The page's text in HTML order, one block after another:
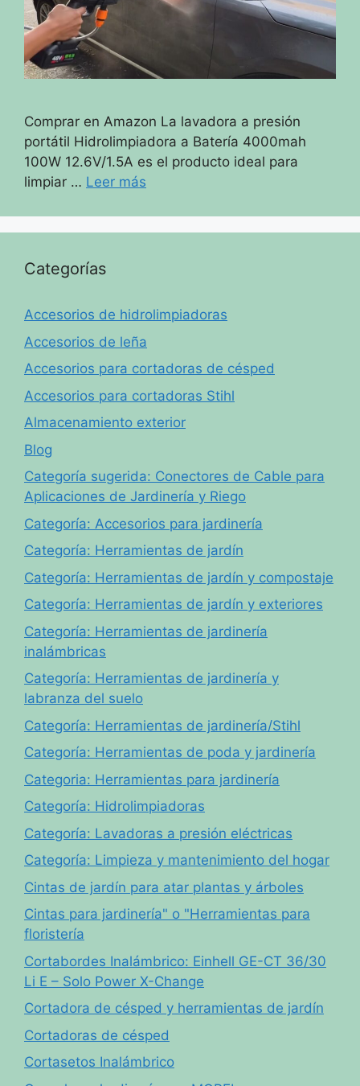
Comprar en Amazon La lavadora a presión
portátil Hidrolimpiadora a Batería 4000mah
100W 12.6V/1.5A es el producto ideal para
limpiar … Leer más
Categorías
Accesorios de hidrolimpiadoras
Accesorios de leña
Accesorios para cortadoras de césped
Accesorios para cortadoras Stihl
Almacenamiento exterior
Blog
Categoría sugerida: Conectores de Cable para
Aplicaciones de Jardinería y Riego
Categoría: Accesorios para jardinería
Categoría: Herramientas de jardín
Categoría: Herramientas de jardín y compostaje
Categoría: Herramientas de jardín y exteriores
Categoría: Herramientas de jardinería
inalámbricas
Categoría: Herramientas de jardinería y
labranza del suelo
Categoría: Herramientas de jardinería/Stihl
Categoría: Herramientas de poda y jardinería
Categoria: Herramientas para jardinería
Categoría: Hidrolimpiadoras
Categoría: Lavadoras a presión eléctricas
Categoría: Limpieza y mantenimiento del hogar
Cintas de jardín para atar plantas y árboles
Cintas para jardinería" o "Herramientas para
floristería
Cortabordes Inalámbrico: Einhell GE-CT 36/30
Li E – Solo Power X-Change
Cortadora de césped y herramientas de jardín
Cortadoras de césped
Cortasetos Inalámbrico